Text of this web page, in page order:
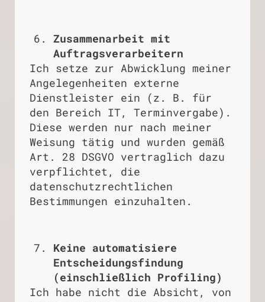
Zusammenarbeit mit
Auftragsverarbeitern
Ich setze zur Abwicklung meiner
Angelegenheiten externe
Dienstleister ein (z. B. für
den Bereich IT, Terminvergabe).
Diese werden nur nach meiner
Weisung tätig und wurden gemäß
Art. 28 DSGVO vertraglich dazu
verpflichtet, die
datenschutzrechtlichen
Bestimmungen einzuhalten.
Keine automatisiere
Entscheidungsfindung
(einschließlich Profiling)
Ich habe nicht die Absicht, von